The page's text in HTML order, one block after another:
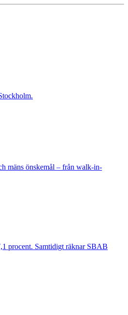
mäns önskemål – från walk-in-
procent. Samtidigt räknar SBAB